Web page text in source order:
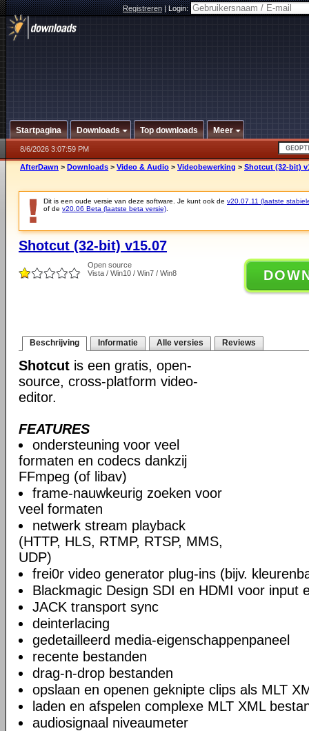
Registreren|Login:
Startpagina Downloads Top downloads Meer
8/6/2026 3:07:59 PM
AfterDawn > Downloads > Video & Audio > Videobewerking > Shotcut (32-bit)
Dit is een oude versie van deze software. Je kunt ook de v20.07.11 (laatste
of de v20.06 Beta (laatste beta versie)
Shotcut (32-bit) v15.07
Open source
Vista / Win10 / Win7 / Win8
Beschrijving Informatie Alle versies Reviews
Shotcut is een gratis, open-
source, cross-platform video-
editor.
FEATURES
ondersteuning voor veel
formaten en codecs dankzij
FFmpeg (of libav)
frame-nauwkeurig zoeken voor
veel formaten
netwerk stream playback
(HTTP, HLS, RTMP, RTSP, MMS,
UDP)
frei0r video generator plug-ins (bijv.
Blackmagic Design SDI en HDMI voor input
JACK transport sync
deinterlacing
gedetailleerd media-eigenschappenpaneel
recente bestanden
drag-n-drop bestanden
opslaan en openen geknipte clips als MLT
laden en afspelen complexe MLT XML
audiosignaal niveaumeter